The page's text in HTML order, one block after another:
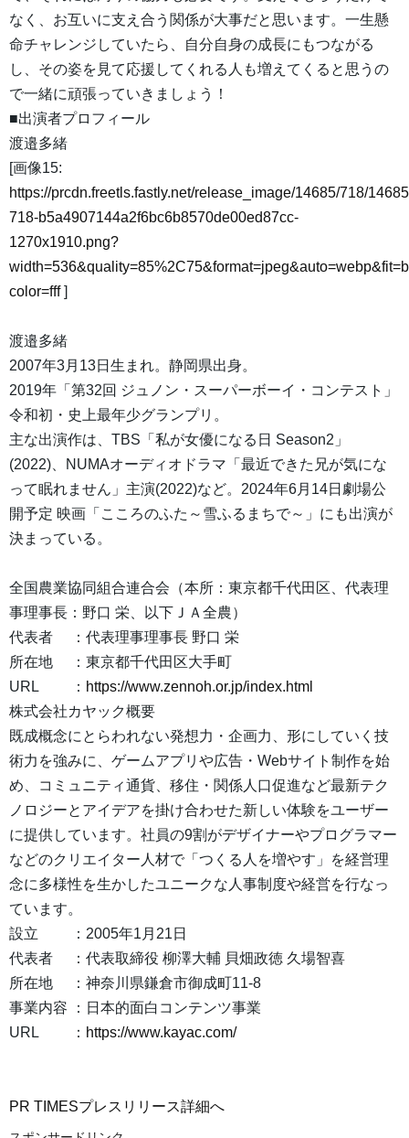
なく、お互いに支え合う関係が大事だと思います。一生懸
命チャレンジしていたら、自分自身の成長にもつながる
し、その姿を見て応援してくれる人も増えてくると思うの
で一緒に頑張っていきましょう！
■出演者プロフィール
渡邉多緒
[画像15:
https://prcdn.freetls.fastly.net/release_image/14685/718/
718-b5a4907144a2f6bc6b8570de00ed87cc-
1270x1910.png?
color=fff]
渡邉多緒
2007年3月13日生まれ。静岡県出身。
2019年「第32回 ジュノン・スーパーボーイ・コンテスト」
令和初・史上最年少グランプリ。
主な出演作は、TBS「私が女優になる日 Season2」
(2022)、NUMAオーディオドラマ「最近できた兄が気にな
って眠れません」主演(2022)など。2024年6月14日劇場公
開予定 映画「こころのふた～雪ふるまちで～」にも出演が
決まっている。
全国農業協同組合連合会（本所：東京都千代田区、代表理
事理事長：野口 栄、以下ＪＡ全農）
代表者 ：代表理事理事長 野口 栄
所在地 ：東京都千代田区大手町
URL ： https://www.zennoh.or.jp/index.html
株式会社カヤック概要
既成概念にとらわれない発想力・企画力、形にしていく技
術力を強みに、ゲームアプリや広告・Webサイト制作を始
め、コミュニティ通貨、移住・関係人口促進など最新テク
ノロジーとアイデアを掛け合わせた新しい体験をユーザー
に提供しています。社員の9割がデザイナーやプログラマー
などのクリエイター人材で「つくる人を増やす」を経営理
念に多様性を生かしたユニークな人事制度や経営を行なっ
ています。
設立 ：2005年1月21日
代表者 ：代表取締役 柳澤大輔 貝畑政徳 久場智喜
所在地 ：神奈川県鎌倉市御成町11-8
事業内容 ：日本的面白コンテンツ事業
URL ： https://www.kayac.com/
PR TIMESプレスリリース詳細へ